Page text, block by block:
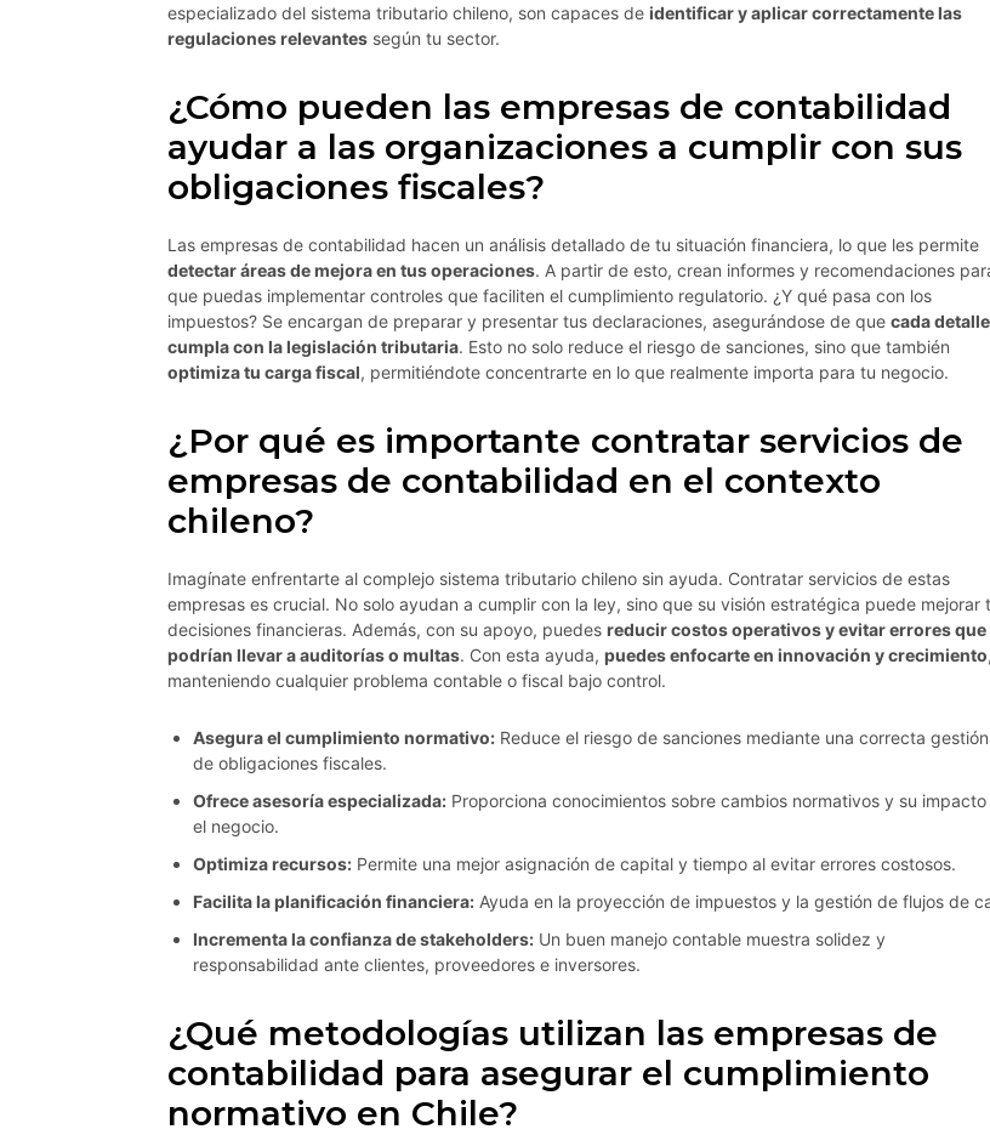
especializado del sistema tributario chileno, son capaces de identificar y aplicar correctamente las
regulaciones relevantes según tu sector.
¿Cómo pueden las empresas de contabilidad
ayudar a las organizaciones a cumplir con sus
obligaciones fiscales?
Las empresas de contabilidad hacen un análisis detallado de tu situación financiera, lo que les permite
detectar áreas de mejora en tus operaciones. A partir de esto, crean informes y recomendaciones
que puedas implementar controles que faciliten el cumplimiento regulatorio. ¿Y qué pasa con los
impuestos? Se encargan de preparar y presentar tus declaraciones, asegurándose de que cada detalle
cumpla con la legislación tributaria. Esto no solo reduce el riesgo de sanciones, sino que también
optimiza tu carga fiscal, permitiéndote concentrarte en lo que realmente importa para tu negocio.
¿Por qué es importante contratar servicios de
empresas de contabilidad en el contexto
chileno?
Imagínate enfrentarte al complejo sistema tributario chileno sin ayuda. Contratar servicios de estas
empresas es crucial. No solo ayudan a cumplir con la ley, sino que su visión estratégica puede mejorar
decisiones financieras. Además, con su apoyo, puedes reducir costos operativos y evitar errores que
podrían llevar a auditorías o multas. Con esta ayuda, puedes enfocarte en innovación y crecimiento,
manteniendo cualquier problema contable o fiscal bajo control.
Asegura el cumplimiento normativo: Reduce el riesgo de sanciones mediante una correcta gestión
de obligaciones fiscales.
Ofrece asesoría especializada: Proporciona conocimientos sobre cambios normativos y su impacto
el negocio.
Optimiza recursos: Permite una mejor asignación de capital y tiempo al evitar errores costosos.
Facilita la planificación financiera: Ayuda en la proyección de impuestos y la gestión de flujos de
Incrementa la confianza de stakeholders: Un buen manejo contable muestra solidez y
responsabilidad ante clientes, proveedores e inversores.
¿Qué metodologías utilizan las empresas de
contabilidad para asegurar el cumplimiento
normativo en Chile?